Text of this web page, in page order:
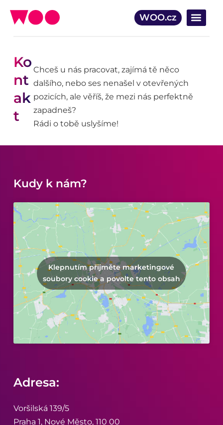
WOO.cz
Ko
nt
ak
t
Chceš u nás pracovat, zajímá tě něco
dalšího, nebo ses nenašel v otevřených
pozicích, ale věříš, že mezi nás perfektně
zapadneš?
Rádi o tobě uslyšíme!
Kudy k nám?
Klepnutím přijměte marketingové
soubory cookie a povolte tento obsah
Adresa:
Voršilská 139/5
Praha 1, Nové Město, 110 00